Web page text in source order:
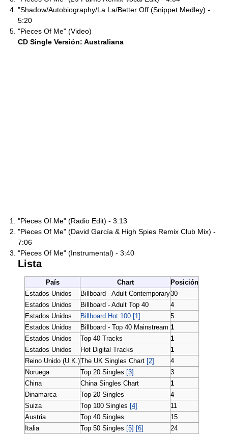
"Shadow/Autobiography/La La/Better Off (Snippet Medley) -
5:20
"Pieces Of Me" (Video)
CD Single Versión: Australiana
"Pieces Of Me" (Radio Edit) - 3:13
"Pieces Of Me" (David García & High Spies Remix Club Mix) -
7:06
"Pieces Of Me" (Instrumental) - 3:40
Lista
País Chart
Posición
Estados Unidos
Billboard - Adult Contemporary30
Estados Unidos
Billboard - Adult Top 40
4
Estados Unidos
Billboard Hot 100 [1]
5
Estados Unidos
Billboard - Top 40 Mainstream 1
Estados Unidos
Top 40 Tracks
1
Estados Unidos
Hot Digital Tracks
1
Reino Unido (U.K.)The UK Singles Chart [2]
4
Noruega
Top 20 Singles [3]
3
China
China Singles Chart
1
Dinamarca
Top 20 Singles
4
Suiza
Top 100 Singles [4]
11
Austria
Top 40 Singles
15
Italia
Top 50 Singles [5] [6]
24